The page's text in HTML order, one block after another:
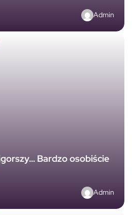
Admin
Bardzo osobiście
Admin